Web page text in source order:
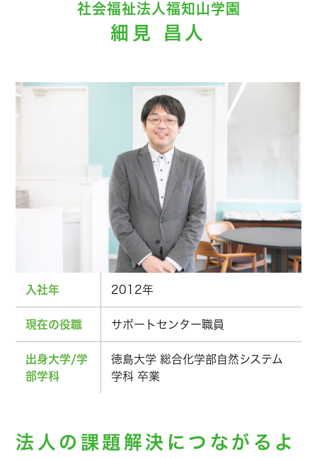
社会福祉法人福知山学園
細見 昌人
入社年 2012年
現在の役職 サポートセンター職員
出身大学/学
部学科
徳島大学 総合化学部自然システム
学科 卒業
法人の課題解決につながるよ